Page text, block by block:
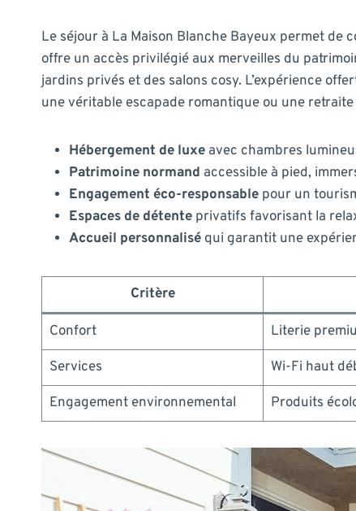
Le séjour à La Maison Blanche Bayeux permet
offre un accès privilégié aux merveilles du
jardins privés et des salons cosy. L’expérience
une véritable escapade romantique ou une
Hébergement de luxe avec chambres
Patrimoine normand accessible à pied,
Engagement éco-responsable pour un
Espaces de détente privatifs favorisant la
Accueil personnalisé qui garantit une
Critère
Confort Literie
Services
Wi-Fi haut
Engagement environnemental
Produits